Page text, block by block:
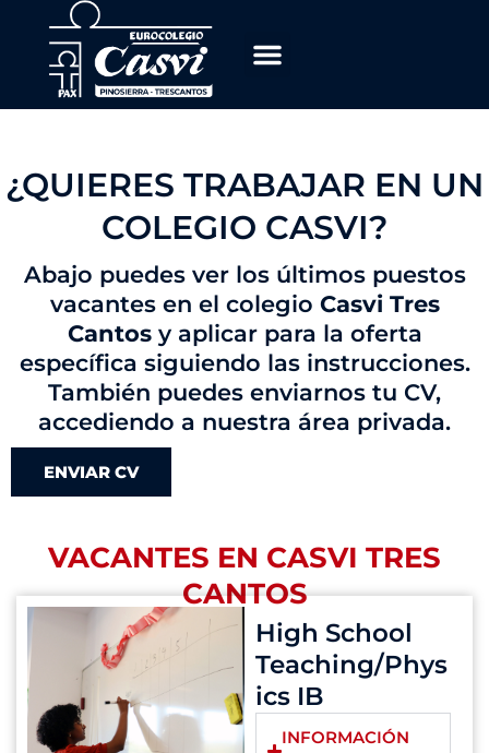
contenido
¿QUIERES TRABAJAR EN UN
COLEGIO CASVI?
Abajo puedes ver los últimos puestos
vacantes en el colegio Casvi Tres
Cantosy aplicar para la oferta
específica siguiendo las instrucciones.
También puedes enviarnos tu CV,
accediendo a nuestra área privada.
ENVIAR CV
VACANTES EN CASVI TRES
CANTOS
High School
Teaching/Phys
ics IB
INFORMACIÓN